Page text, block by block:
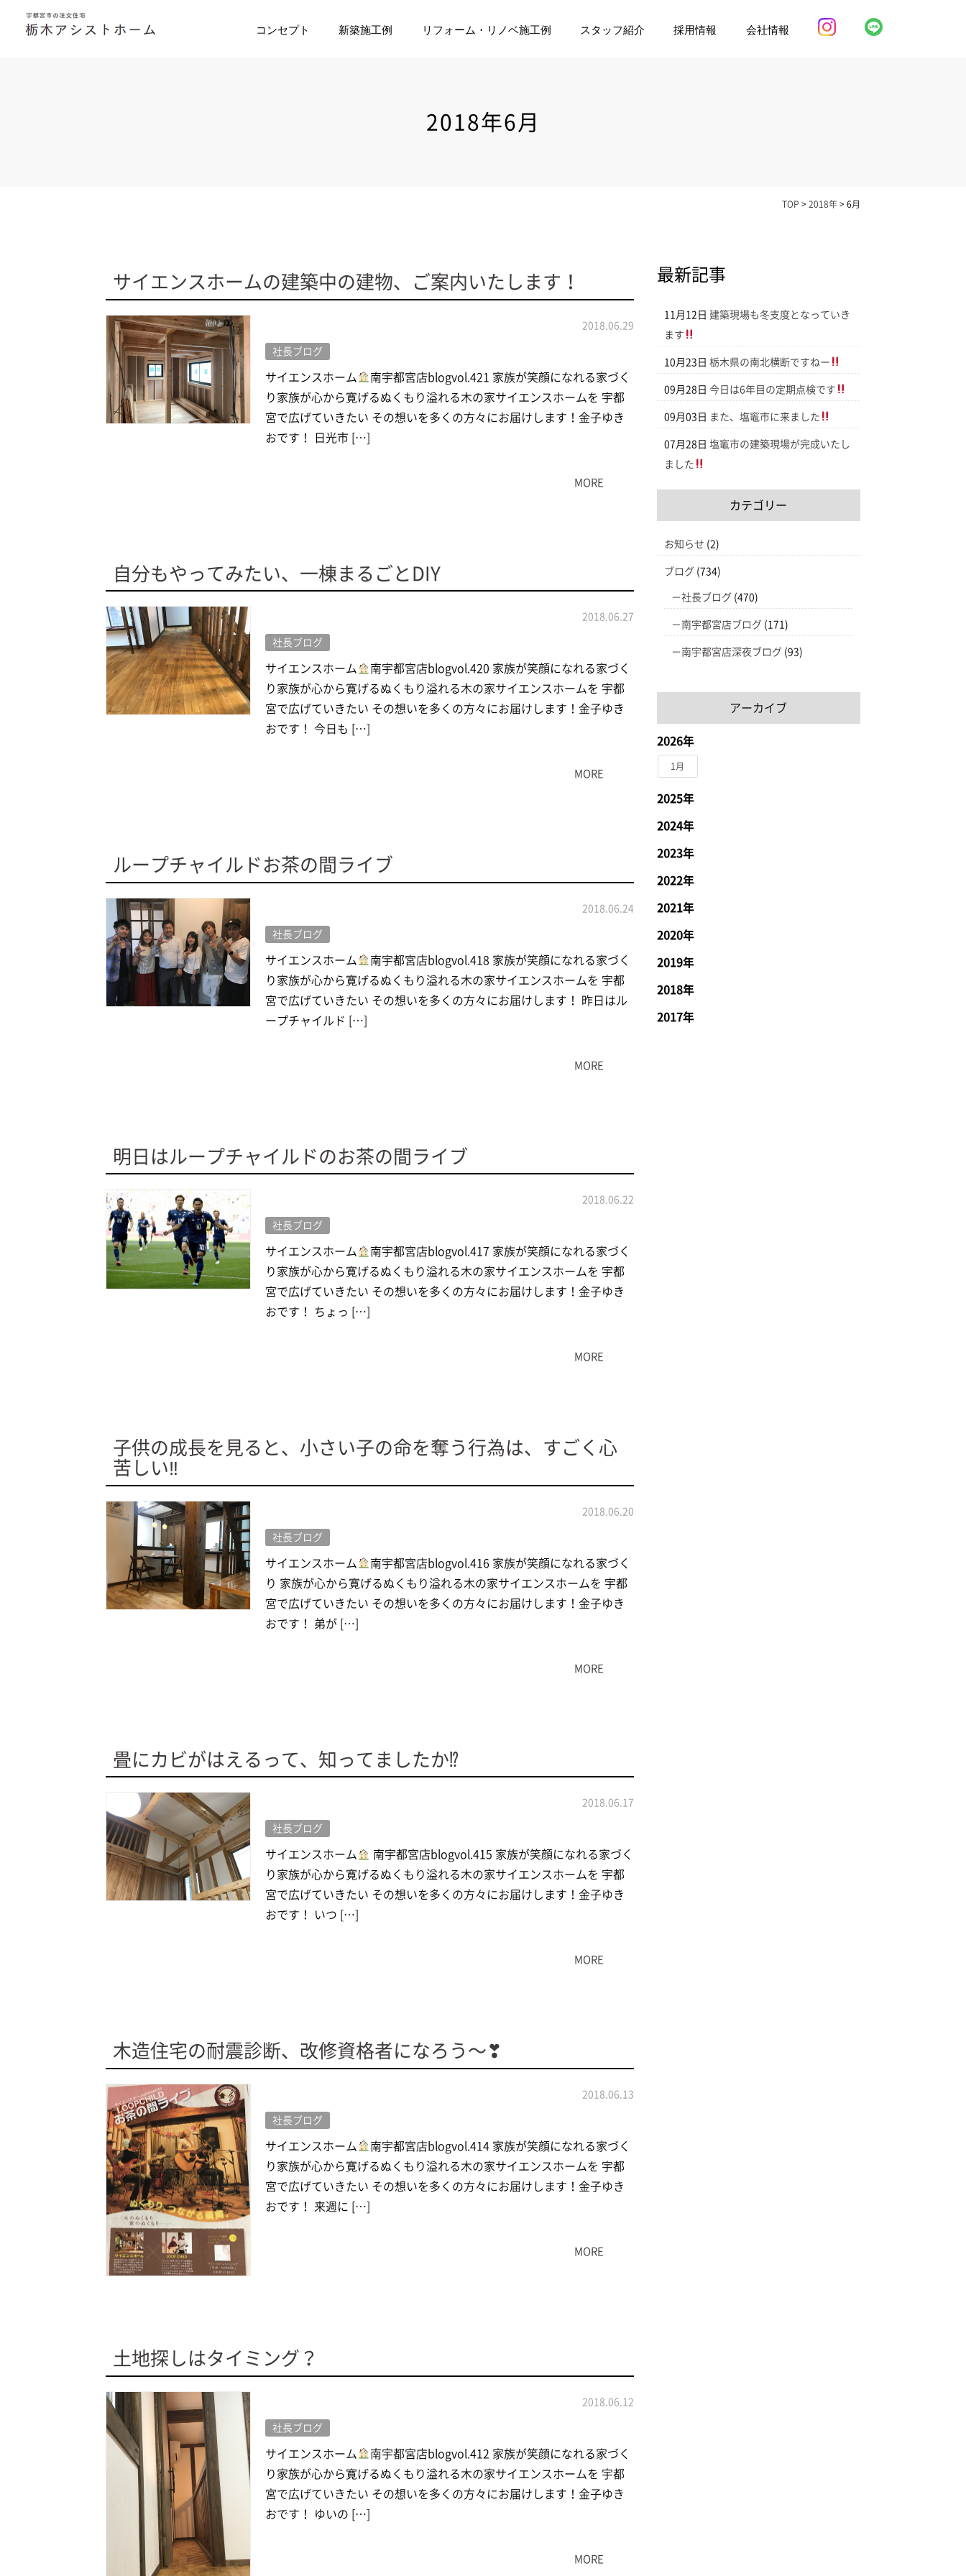
コンセプト 新築施工例 リフォーム・リノベ施工例 スタッフ紹介 採用情報 会社情報
2018年6月
TOP > 2018年 > 6月
サイエンスホームの建築中の建物、ご案内いたします！
2018.06.29
社長ブログ
サイエンスホーム
南宇都宮店blogvol.421 家族が笑顔になれる家づく
り家族が心から寛げるぬくもり溢れる木の家サイエンスホームを 宇都
宮で広げていきたい その想いを多くの方々にお届けします！金子ゆき
おです！ 日光市 […]
MORE
自分もやってみたい、一棟まるごとDIY
2018.06.27
社長ブログ
サイエンスホーム
南宇都宮店blogvol.420 家族が笑顔になれる家づく
り家族が心から寛げるぬくもり溢れる木の家サイエンスホームを 宇都
宮で広げていきたい その想いを多くの方々にお届けします！金子ゆき
おです！ 今日も […]
MORE
ループチャイルドお茶の間ライブ
2018.06.24
社長ブログ
サイエンスホーム
南宇都宮店blogvol.418 家族が笑顔になれる家づく
り家族が心から寛げるぬくもり溢れる木の家サイエンスホームを 宇都
宮で広げていきたい その想いを多くの方々にお届けします！ 昨日はル
ープチャイルド […]
MORE
明日はループチャイルドのお茶の間ライブ
2018.06.22
社長ブログ
サイエンスホーム
南宇都宮店blogvol.417 家族が笑顔になれる家づく
り家族が心から寛げるぬくもり溢れる木の家サイエンスホームを 宇都
宮で広げていきたい その想いを多くの方々にお届けします！金子ゆき
おです！ ちょっ […]
MORE
子供の成長を見ると、小さい子の命を奪う行為は、すごく心
苦しい‼
2018.06.20
社長ブログ
サイエンスホーム
南宇都宮店blogvol.416 家族が笑顔になれる家づく
り 家族が心から寛げるぬくもり溢れる木の家サイエンスホームを 宇都
宮で広げていきたい その想いを多くの方々にお届けします！金子ゆき
おです！ 弟が […]
MORE
畳にカビがはえるって、知ってましたか⁉
2018.06.17
社長ブログ
サイエンスホーム
南宇都宮店blogvol.415 家族が笑顔になれる家づく
り家族が心から寛げるぬくもり溢れる木の家サイエンスホームを 宇都
宮で広げていきたい その想いを多くの方々にお届けします！金子ゆき
おです！ いつ […]
MORE
木造住宅の耐震診断、改修資格者になろう〜❣
2018.06.13
社長ブログ
サイエンスホーム
南宇都宮店blogvol.414 家族が笑顔になれる家づく
り家族が心から寛げるぬくもり溢れる木の家サイエンスホームを 宇都
宮で広げていきたい その想いを多くの方々にお届けします！金子ゆき
おです！ 来週に […]
MORE
土地探しはタイミング？
2018.06.12
社長ブログ
サイエンスホーム
南宇都宮店blogvol.412 家族が笑顔になれる家づく
り家族が心から寛げるぬくもり溢れる木の家サイエンスホームを 宇都
宮で広げていきたい その想いを多くの方々にお届けします！金子ゆき
おです！ ゆいの […]
MORE
最新記事
11月12日 建築現場も冬支度となっていき
ます
10月23日 栃木県の南北横断ですねー
09月28日 今日は6年目の定期点検です
09月03日 また、塩竈市に来ました
07月28日 塩竈市の建築現場が完成いたし
ました
カテゴリー
お知らせ (2)
ブログ (734)
社長ブログ (470)
南宇都宮店ブログ (171)
南宇都宮店深夜ブログ (93)
アーカイブ
2026年
1月
2025年
2024年
2023年
2022年
2021年
2020年
2019年
2018年
2017年